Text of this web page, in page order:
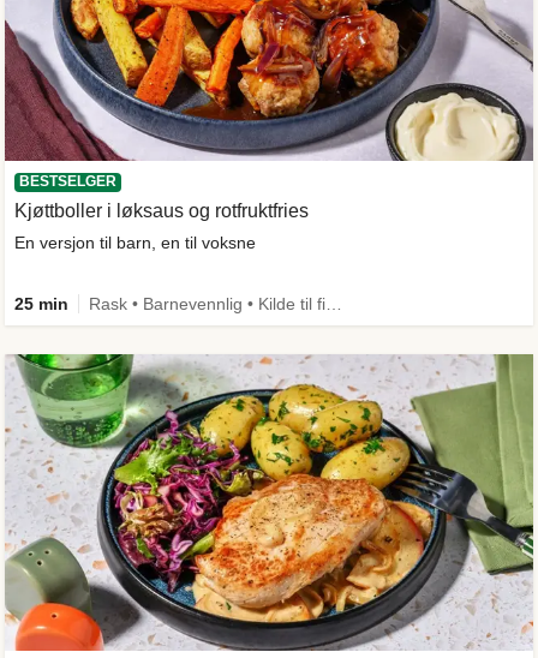
BESTSELGER
Kjøttboller i løksaus og rotfruktfries
En versjon til barn, en til voksne
25 min